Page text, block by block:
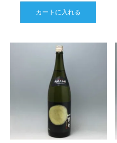
カートに入れる